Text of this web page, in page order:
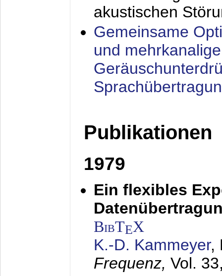
akustischen
Gemeinsame
und
Publikationen
1979
Ein flexibles
BibTEX
K.-D. Kammeyer,
Frequenz, Vol.